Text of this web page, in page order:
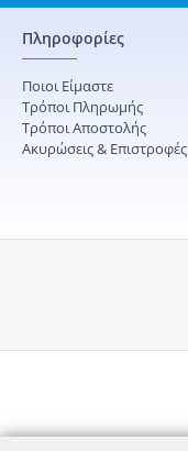
Πληροφορίες
Ποιοι Είμαστε
Τρόποι Πληρωμής
Τρόποι Αποστολής
Ακυρώσεις & Επιστροφές